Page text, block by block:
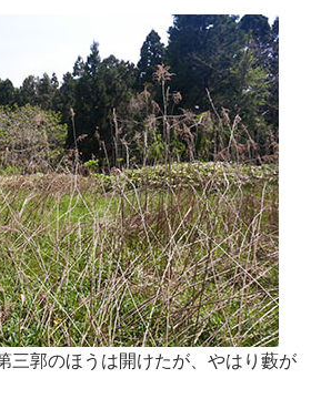
三郭のほうは開けたが、やはり藪が